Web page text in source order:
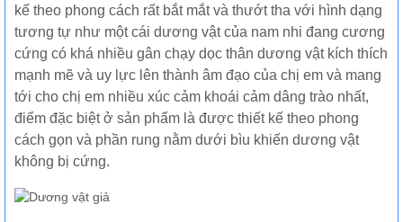
kế theo phong cách rất bắt mắt và thướt tha với hình dạng
tương tự như một cái dương vật của nam nhi đang cương
cứng có khá nhiều gân chạy dọc thân dương vật kích thích
mạnh mẽ và uy lực lên thành âm đạo của chị em và mang
tới cho chị em nhiều xúc cảm khoái cảm dâng trào nhất,
điểm đặc biệt ở sản phẩm là được thiết kế theo phong
cách gọn và phần rung nằm dưới bìu khiến dương vật
không bị cứng.